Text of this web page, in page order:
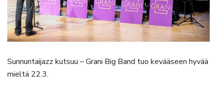
Sunnuntaijazz kutsuu – Grani Big Band tuo kevääseen hyvää
mieltä 22.3.